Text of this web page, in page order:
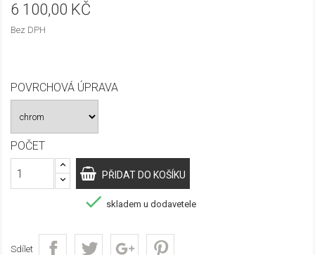
6 100,00 KČ
Bez DPH
POVRCHOVÁ ÚPRAVA
POČET
PŘIDAT DO KOŠÍKU
 skladem u dodavetele
Sdílet